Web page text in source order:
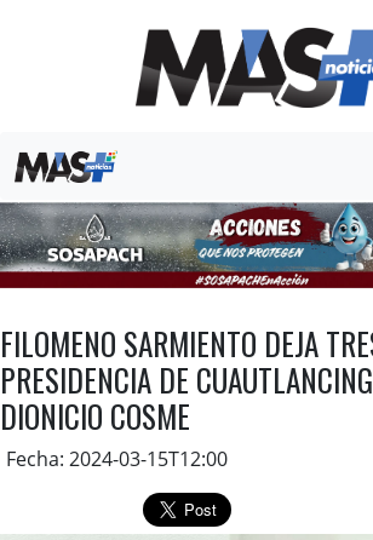
FILOMENO SARMIENTO DEJA
PRESIDENCIA DE
DIONICIO COSME
Fecha: 2024-03-15T12:00